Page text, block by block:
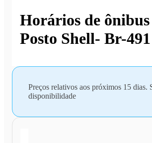
Horários de
Posto Shell- Br-
Preços relativos aos próximos 15 dias.
disponibilidade